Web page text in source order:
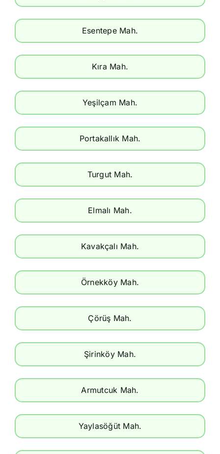
Esentepe Mah.
Kıra Mah.
Yeşilçam Mah.
Portakallık Mah.
Turgut Mah.
Elmalı Mah.
Kavakçalı Mah.
Örnekköy Mah.
Çörüş Mah.
Şirinköy Mah.
Armutcuk Mah.
Yaylasöğüt Mah.